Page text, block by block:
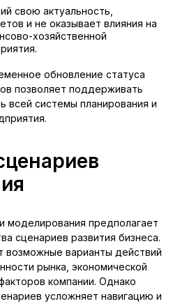
свою актуальность,
и не оказывает влияния на
хозяйственной
обновление статуса
позволяет поддерживать
всей системы планирования и
моделирования предполагает
сценариев развития бизнеса.
возможные варианты действий
рынка, экономической
компании. Однако
усложняет навигацию и